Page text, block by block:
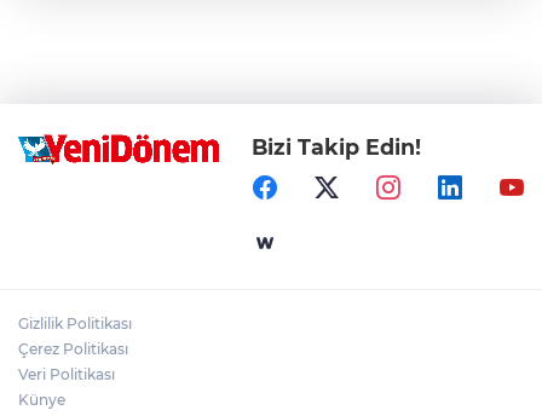
Bizi Takip Edin!
Gizlilik Politikası
Çerez Politikası
Veri Politikası
Künye